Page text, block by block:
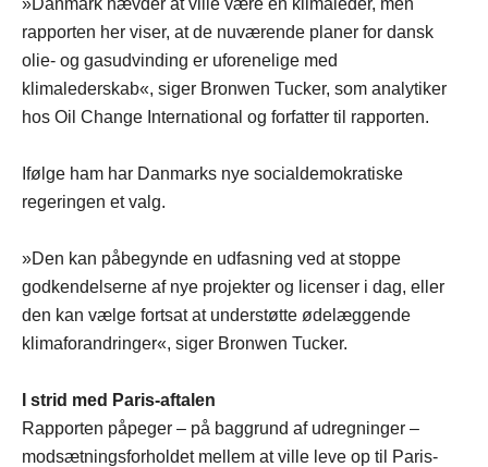
rapporten her viser, at de nuværende planer for dansk
olie- og gasudvinding er uforenelige med
klimalederskab«, siger Bronwen Tucker, som analytiker
hos Oil Change International og forfatter til rapporten.
Ifølge ham har Danmarks nye socialdemokratiske
regeringen et valg.
»Den kan påbegynde en udfasning ved at stoppe
godkendelserne af nye projekter og licenser i dag, eller
den kan vælge fortsat at understøtte ødelæggende
klimaforandringer«, siger Bronwen Tucker.
I strid med Paris-aftalen
Rapporten påpeger – på baggrund af udregninger –
modsætningsforholdet mellem at ville leve op til Paris-